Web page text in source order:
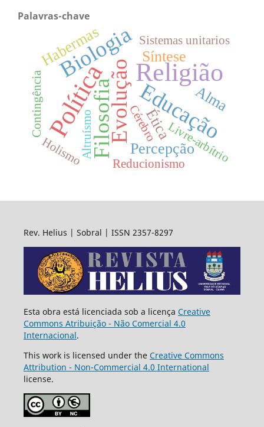
Palavras-chave
Política Religião
FilosofiaEvoluçãoEducação
Biologia
Ética
Percepção
Síntese
Habermas
Alma
Sistemas unitarios
Holismo Reducionismo
Contingência
Livre-arbítrio
Altruísmo Cérebro
Rev. Helius | Sobral | ISSN 2357-8297
Esta obra está licenciada sob a licença Creative
Commons Atribuição - Não Comercial 4.0
Internacional.
This work is licensed under the Creative Commons
Attribution - Non-Commercial 4.0 International
license.